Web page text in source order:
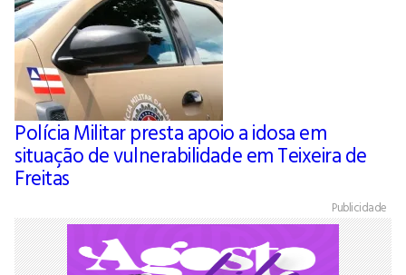
Polícia Militar presta apoio a idosa em
situação de vulnerabilidade em Teixeira de
Freitas
Publicidade